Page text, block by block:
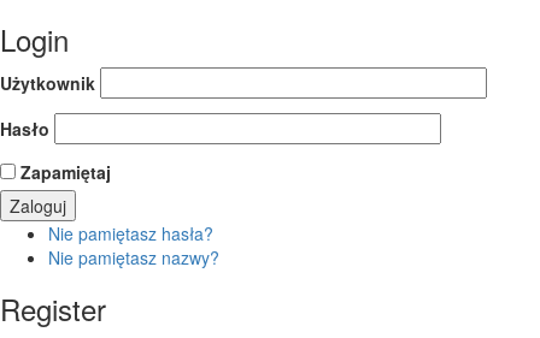
Login
Użytkownik
Hasło
Zapamiętaj
Nie pamiętasz hasła?
Nie pamiętasz nazwy?
Register